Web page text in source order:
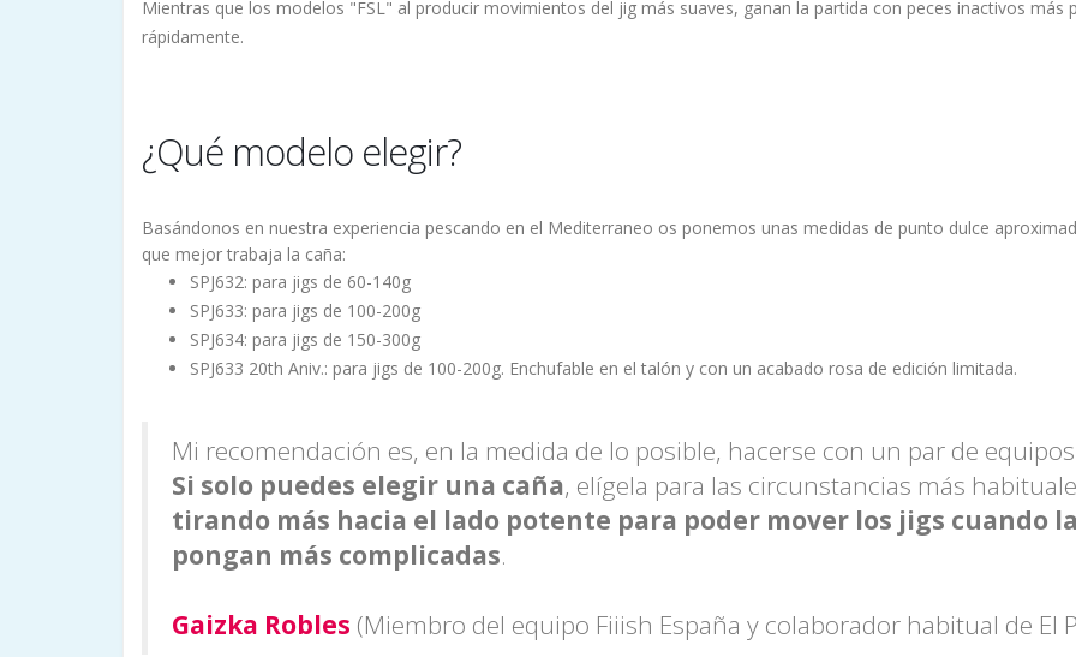
Mientras que los modelos "FSL" al producir movimientos del jig más suaves, ganan la partida con peces inactivos más
rápidamente.
¿Qué modelo elegir?
Basándonos en nuestra experiencia pescando en el Mediterraneo os ponemos unas medidas de punto dulce
que mejor trabaja la caña:
SPJ632: para jigs de 60-140g
SPJ633: para jigs de 100-200g
SPJ634: para jigs de 150-300g
SPJ633 20th Aniv.: para jigs de 100-200g. Enchufable en el talón y con un acabado rosa de edición limitada.
Mi recomendación es, en la medida de lo posible, hacerse con un par de
Si solo puedes elegir una caña, elígela para las circunstancias más
tirando más hacia el lado potente para poder mover los jigs cuando
pongan más complicadas.
Gaizka Robles (Miembro del equipo Fiiish España y colaborador habitual de El